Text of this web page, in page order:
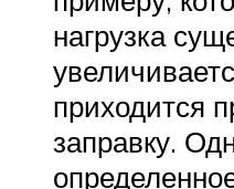
нагрузка
приходится
заправку.